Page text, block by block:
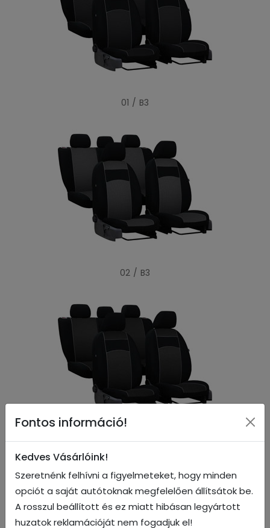
01 / B3
02 / B3
04 / B3
Fontos információ!
Kedves Vásárlóink!
Szeretnénk felhívni a figyelmeteket, hogy minden
opciót a saját autótoknak megfelelően állítsátok be.
A rosszul beállított és ez miatt hibásan legyártott
huzatok reklamációját nem fogadjuk el!